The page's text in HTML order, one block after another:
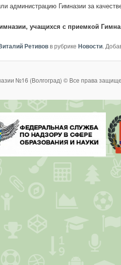
администрацию Гимназии за
учащихся с приемкой
Ретивовв рубрике Новости.
№16 (Волгоград) © Все права